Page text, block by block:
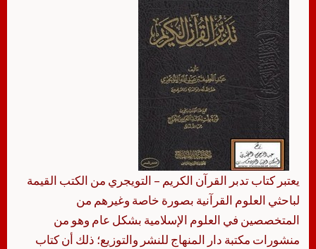
يعتبر كتاب تدبر القرآن الكريم – التويجري من الكتب القيمة
لباحثي العلوم القرآنية بصورة خاصة وغيرهم من
المتخصصين في العلوم الإسلامية بشكل عام وهو من
منشورات مكتبة دار المنهاج للنشر والتوزيع؛ ذلك أن كتاب